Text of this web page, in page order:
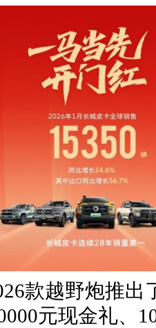
款越野炮推出
元现金礼、